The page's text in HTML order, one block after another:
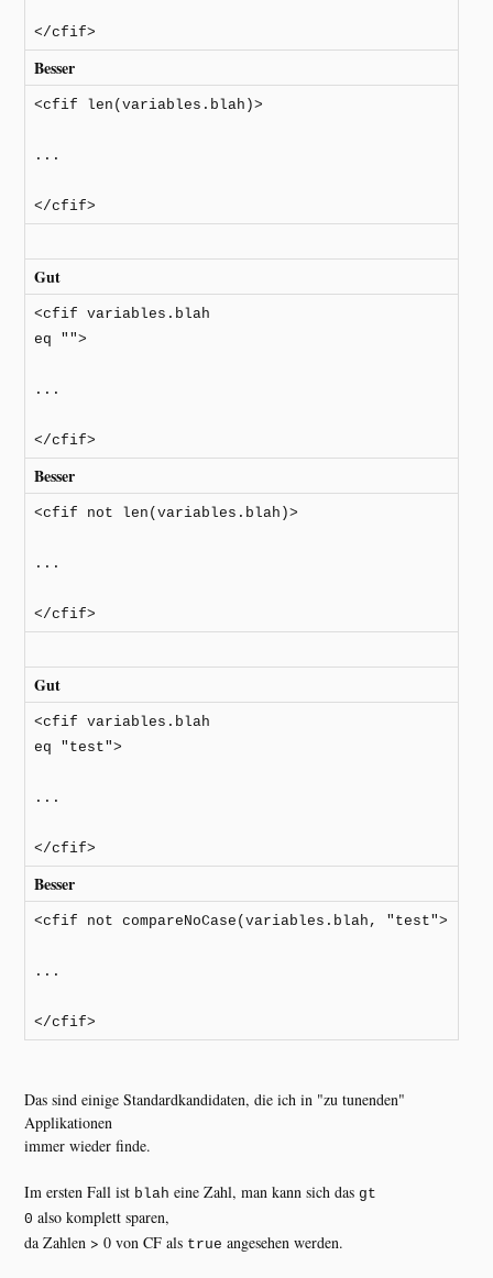
</cfif>
Besser
<cfif len(variables.blah)>
...
</cfif>
Gut
<cfif variables.blah
eq "">
...
</cfif>
Besser
<cfif not len(variables.blah)>
...
</cfif>
Gut
<cfif variables.blah
eq "test">
...
</cfif>
Besser
<cfif not compareNoCase(variables.blah, "test">
...
</cfif>
Das sind einige Standardkandidaten, die ich in "zu tunenden"
Applikationen
immer wieder finde.
Im ersten Fall ist blah eine Zahl, man kann sich das gt
0 also komplett sparen,
da Zahlen > 0 von CF als true angesehen werden.